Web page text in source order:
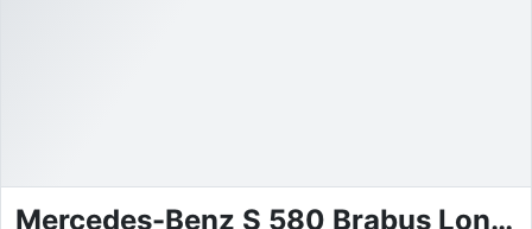
Mercedes-Benz S 580 Brabus Long 4Matic